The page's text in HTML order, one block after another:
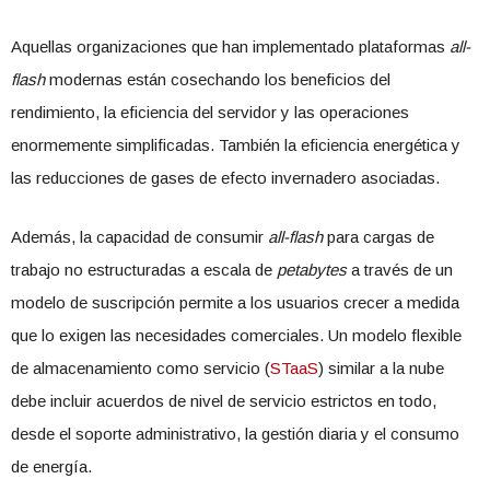
Aquellas organizaciones que han implementado plataformas all-
flashmodernas están cosechando los beneficios del
rendimiento, la eficiencia del servidor y las operaciones
enormemente simplificadas. También la eficiencia energética y
las reducciones de gases de efecto invernadero asociadas.
Además, la capacidad de consumir all-flashpara cargas de
trabajo no estructuradas a escala de petabytesa través de un
modelo de suscripción permite a los usuarios crecer a medida
que lo exigen las necesidades comerciales. Un modelo flexible
de almacenamiento como servicio (STaaS) similar a la nube
debe incluir acuerdos de nivel de servicio estrictos en todo,
desde el soporte administrativo, la gestión diaria y el consumo
de energía.